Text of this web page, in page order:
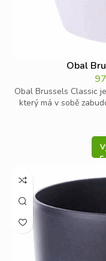
Obal
Obal Brussels Classic
který má v sobě